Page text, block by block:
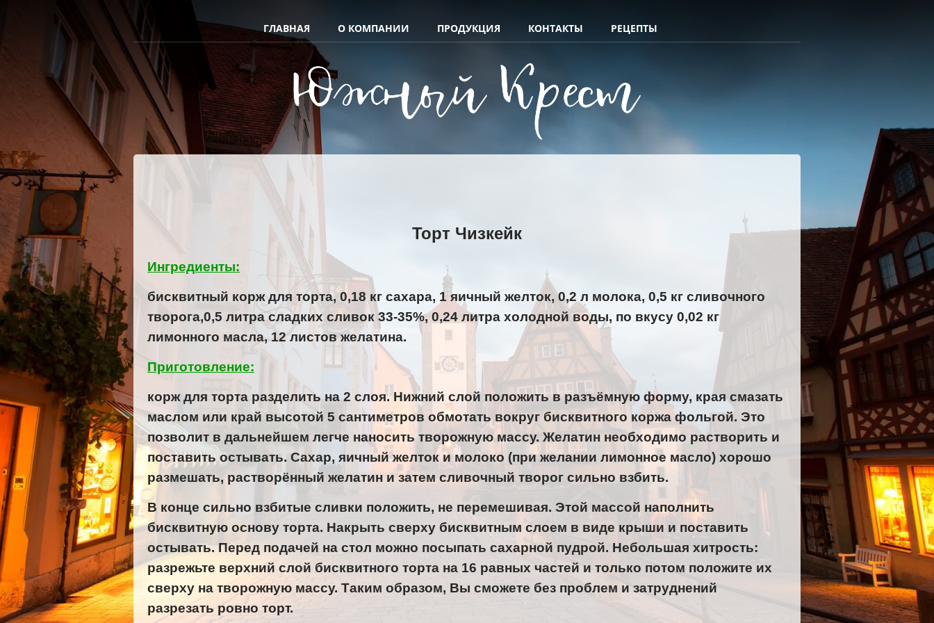
ГЛАВНАЯ О КОМПАНИИ ПРОДУКЦИЯ КОНТАКТЫ РЕЦЕПТЫ
Торт Чизкейк
Ингредиенты:
бисквитный корж для торта, 0,18 кг сахара, 1 яичный желток, 0,2 л молока, 0,5 кг сливочного
творога,0,5 литра сладких сливок 33-35%, 0,24 литра холодной воды, по вкусу 0,02 кг
лимонного масла, 12 листов желатина.
Приготовление:
корж для торта разделить на 2 слоя. Нижний слой положить в разъёмную форму, края смазать
маслом или край высотой 5 сантиметров обмотать вокруг бисквитного коржа фольгой. Это
позволит в дальнейшем легче наносить творожную массу. Желатин необходимо растворить и
поставить остывать. Сахар, яичный желток и молоко (при желании лимонное масло) хорошо
размешать, растворённый желатин и затем сливочный творог сильно взбить.
В конце сильно взбитые сливки положить, не перемешивая. Этой массой наполнить
бисквитную основу торта. Накрыть сверху бисквитным слоем в виде крыши и поставить
остывать. Перед подачей на стол можно посыпать сахарной пудрой. Небольшая хитрость:
разрежьте верхний слой бисквитного торта на 16 равных частей и только потом положите их
сверху на творожную массу. Таким образом, Вы сможете без проблем и затруднений
разрезать ровно торт.